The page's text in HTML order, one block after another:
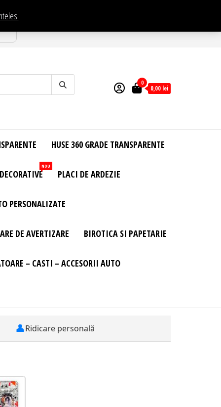
0
0,00 lei
HUSE 360 GRADE TRANSPARENTE
NOU
PLACI DE ARDEZIE
PERSONALIZATE
DE AVERTIZARE BIROTICA SI PAPETARIE
– CASTI – ACCESORII AUTO
👤Ridicare personală